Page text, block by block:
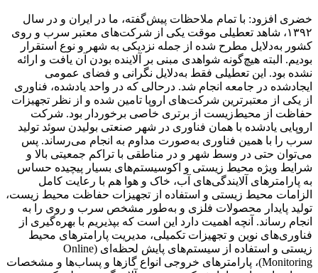
خضری افزود: با تمام ملاحظات پیش‌گفته، ما در ایران و در سال
۱۳۹۲، شاهد تعطیلی موقت یکی از شرکت‌های معتبر سرب و روی
کشور به‌دلایل مطرح شده از جمله نزدیکی به شهر و نوع استقرار
بودیم. البته هیچ‌گونه شواهدی مبنی بر آلاینده بودن آن یافت و ارائه
نشده بود. این تعطیلی فقط به‌دلایل نگرانی و فضای عمومی
ایجادشده در جامعه انجام شد. درحالی که در واحد یادشده، فناوری
از یکی از معتبرترین شرکت‌های اروپا تامین شده و از نظر تجهیزات
حفاظت از محیط‌زیست از برتری خاصی برخوردار بود. شرکت
اروپایی یادشده با همان فناوری در شهر صنعتی بولیدن سوئد تولید
سرب را با همین فناوری به‌صورت مداوم به انجام می‌رساند. پس
می‌توان حتی در وسط شهر و در مناطقی با تراکم جمعیتی بالا و
شرایط ویژه محیط زیستی و اکوسیستم‌های بسیار پیچیده حساس
به پارامترهای آلایندگی‌های آب، خاک و هوا هم با رعایت کامل
الزامات محیط زیستی و استفاده از تجهیزات حفاظت محیط زیست،
تولید پایدار محصولات فلزی و به‌طور مشخص سرب و روی را به
انجام رساند. آنچه اهمیت دارد این است که بپذیریم با بهره‌گیری از
فناوری‌های نوین و تجهیزات تکمیلی، مدیریت پارامترهای محیط
زیستی و استفاده از سیستم‌های پایش لحظه‌ای (Online
Monitoring)، پارامترهای خروجی انواع گازها و پساب‌ها و مشخصات